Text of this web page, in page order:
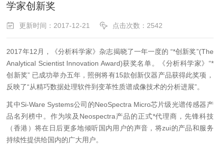
学家创新奖
更新时间：2017-12-21 点击次数：2542
2017年12月，《分析科学家》杂志揭晓了一年一度的 “*创新奖”(The
Analytical Scientist Innovation Award)获奖名单。
《分析科学家》“*
创新奖” 已成功举办五年，照例将有15款创新仪器产品获得此奖项，
反映了“从精巧数据处理软件到变革性质谱成像技术的分析进展”。
其中Si-Ware Systems公司的NeoSpectra Micro芯片级光谱传感器产
品名列榜中。作为埃及Neospectra产品的正式*代理商，先锋科技
（香港）将在日后更多地倾听国内用户的声音，将zui的产品和服务
持续性提供给国内的广大用户。